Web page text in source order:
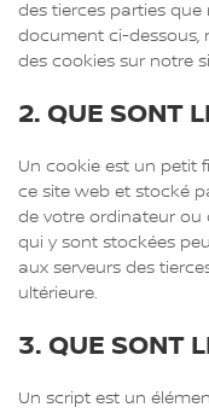
des tierces parties que
document ci-dessous,
des cookies sur notre
2. QUE SONT
Un cookie est un petit
ce site web et stocké
de votre ordinateur ou
qui y sont stockées
aux serveurs des
ultérieure.
3. QUE SONT
Un script est un